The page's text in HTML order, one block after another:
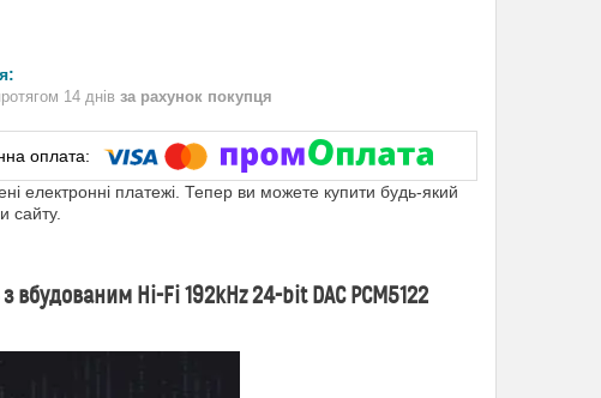
14 днів за рахунок покупця
електронні платежі. Тепер ви можете купити будь-який
сайту.
Hi-Fi 192kHz 24-bit DAC PCM5122